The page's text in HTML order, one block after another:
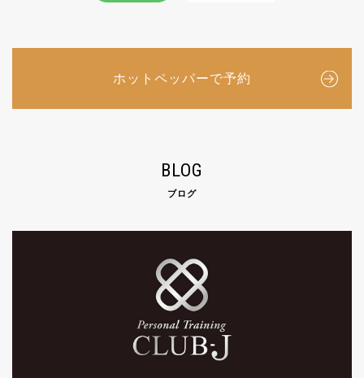
ホットペッパーで予約
BLOG
ブログ